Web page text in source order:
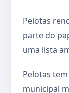
Pelotas
parte do
uma lista
Pelotas
municipal